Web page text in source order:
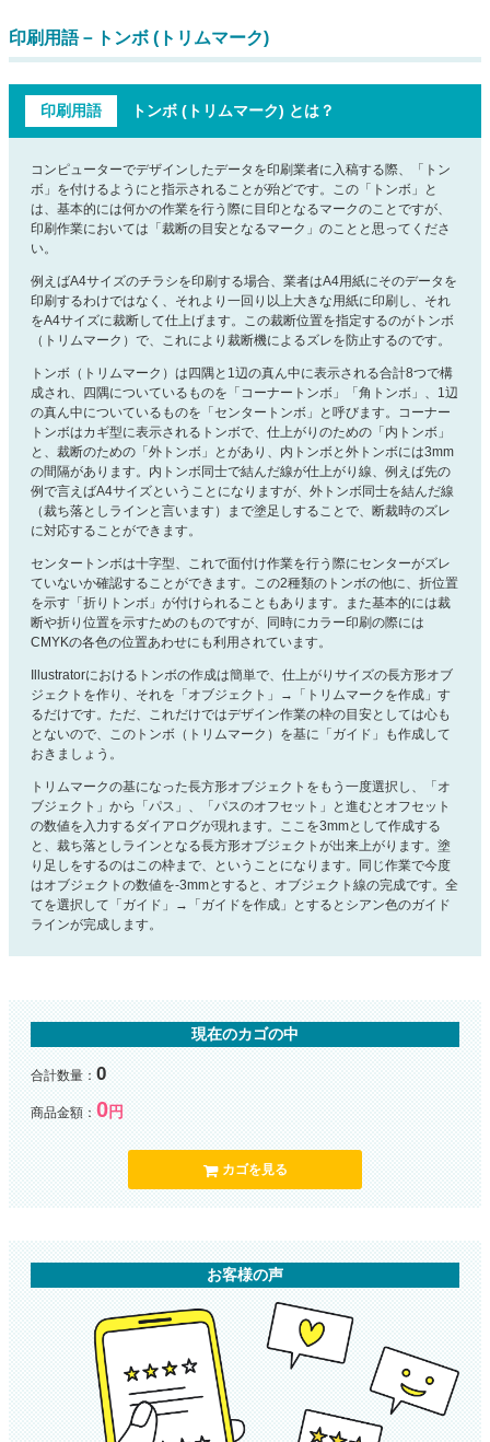
印刷用語－トンボ (トリムマーク)
印刷用語 トンボ (トリムマーク) とは？
コンピューターでデザインしたデータを印刷業者に入稿する際、「トン
ボ」を付けるようにと指示されることが殆どです。この「トンボ」と
は、基本的には何かの作業を行う際に目印となるマークのことですが、
印刷作業においては「裁断の目安となるマーク」のことと思ってくださ
い。
例えばA4サイズのチラシを印刷する場合、業者はA4用紙にそのデータを
印刷するわけではなく、それより一回り以上大きな用紙に印刷し、それ
をA4サイズに裁断して仕上げます。この裁断位置を指定するのがトンボ
（トリムマーク）で、これにより裁断機によるズレを防止するのです。
トンボ（トリムマーク）は四隅と1辺の真ん中に表示される合計8つで構
成され、四隅についているものを「コーナートンボ」「角トンボ」、1辺
の真ん中についているものを「センタートンボ」と呼びます。コーナー
トンボはカギ型に表示されるトンボで、仕上がりのための「内トンボ」
と、裁断のための「外トンボ」とがあり、内トンボと外トンボには3mm
の間隔があります。内トンボ同士で結んだ線が仕上がり線、例えば先の
例で言えばA4サイズということになりますが、外トンボ同士を結んだ線
（裁ち落としラインと言います）まで塗足しすることで、断裁時のズレ
に対応することができます。
センタートンボは十字型、これで面付け作業を行う際にセンターがズレ
ていないか確認することができます。この2種類のトンボの他に、折位置
を示す「折りトンボ」が付けられることもあります。また基本的には裁
断や折り位置を示すためのものですが、同時にカラー印刷の際には
CMYKの各色の位置あわせにも利用されています。
Illustratorにおけるトンボの作成は簡単で、仕上がりサイズの長方形オブ
ジェクトを作り、それを「オブジェクト」→「トリムマークを作成」す
るだけです。ただ、これだけではデザイン作業の枠の目安としては心も
とないので、このトンボ（トリムマーク）を基に「ガイド」も作成して
おきましょう。
トリムマークの基になった長方形オブジェクトをもう一度選択し、「オ
ブジェクト」から「パス」、「パスのオフセット」と進むとオフセット
の数値を入力するダイアログが現れます。ここを3mmとして作成する
と、裁ち落としラインとなる長方形オブジェクトが出来上がります。塗
り足しをするのはこの枠まで、ということになります。同じ作業で今度
はオブジェクトの数値を-3mmとすると、オブジェクト線の完成です。全
てを選択して「ガイド」→「ガイドを作成」とするとシアン色のガイド
ラインが完成します。
現在のカゴの中
合計数量： 0
商品金額： 0円
カゴを見る
お客様の声